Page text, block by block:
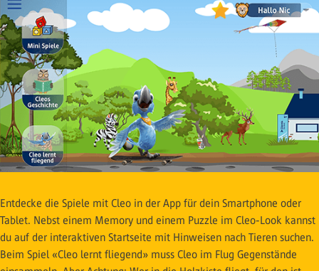
Entdecke die Spiele mit Cleo in der App für dein Smartphone oder
Tablet. Nebst einem Memory und einem Puzzle im Cleo-Look kannst
du auf der interaktiven Startseite mit Hinweisen nach Tieren suchen.
Beim Spiel «Cleo lernt fliegend» muss Cleo im Flug Gegenstände